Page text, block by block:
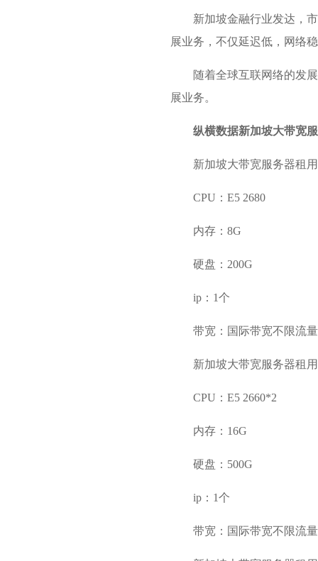
新加坡金融行业发达，
展业务，不仅延迟低，网络
随着全球互联网络的发
展业务。
纵横数据新加坡大带宽
新加坡大带宽服务器租
CPU：E5 2680
内存：8G
硬盘：200G
ip：1个
带宽：国际带宽不限流
新加坡大带宽服务器租
CPU：E5 2660*2
内存：16G
硬盘：500G
ip：1个
带宽：国际带宽不限流